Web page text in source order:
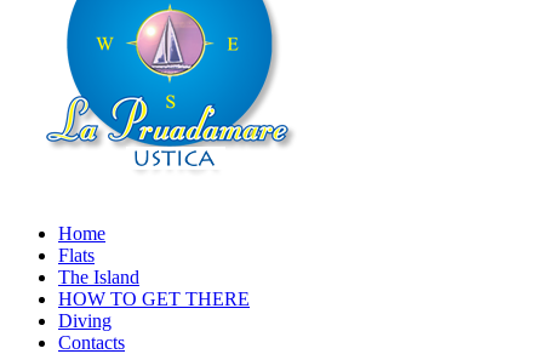
Home
Flats
The Island
HOW TO GET THERE
Diving
Contacts